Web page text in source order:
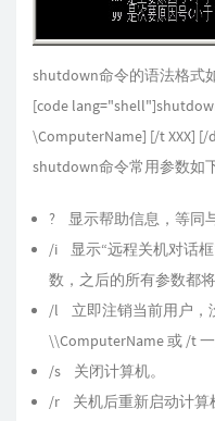
shutdown命令的语法格式
[code
\ComputerName] [/t XXX] [/
shutdown命令常用参数如
? 显示帮助信息，等同
/i 显示“远程关机对话
数，之后的所有参数都将
/l 立即注销当前用户，
\\ComputerName 或 /t 一
/s 关闭计算机。
/r 关机后重新启动计算